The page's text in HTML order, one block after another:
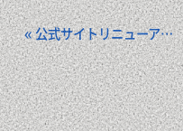
« 公式サイトリニューアルのお知らせ